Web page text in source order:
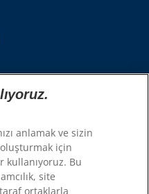
anlamak ve sizin
için
kullanıyoruz. Bu
site
ortaklarla